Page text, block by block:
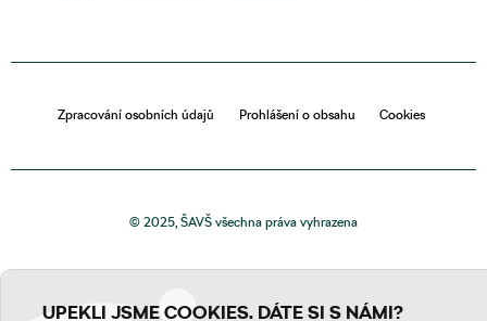
© 2025, ŠAVŠ všechna práva vyhrazena
Zpracování osobních údajů Prohlášení o obsahu Cookies
UPEKLI JSME COOKIES. DÁTE SI S NÁMI?